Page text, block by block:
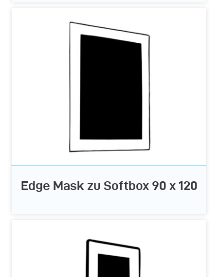
Edge Mask zu Softbox 90 x 120